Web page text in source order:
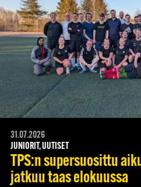
31.07.2026
JUNIORIT, UUTISET
TPS:n supersuosittu
jatkuu taas elokuussa